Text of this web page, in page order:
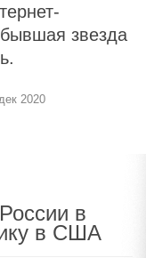
звезда
2020
в
в США